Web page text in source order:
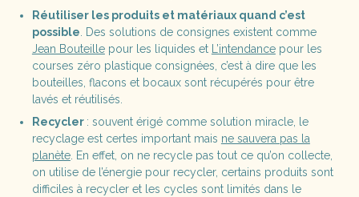
Réutiliser les produits et matériaux quand c’est
possible . Des solutions de consignes existent comme
Jean Bouteillepour les liquides et L’intendancepour les
courses zéro plastique consignées, c’est à dire que les
bouteilles, flacons et bocaux sont récupérés pour être
lavés et réutilisés.
Recycler : souvent érigé comme solution miracle, le
recyclage est certes important mais ne sauvera pas la
planète. En effet, on ne recycle pas tout ce qu’on collecte,
on utilise de l’énergie pour recycler, certains produits sont
difficiles à recycler et les cycles sont limités dans le